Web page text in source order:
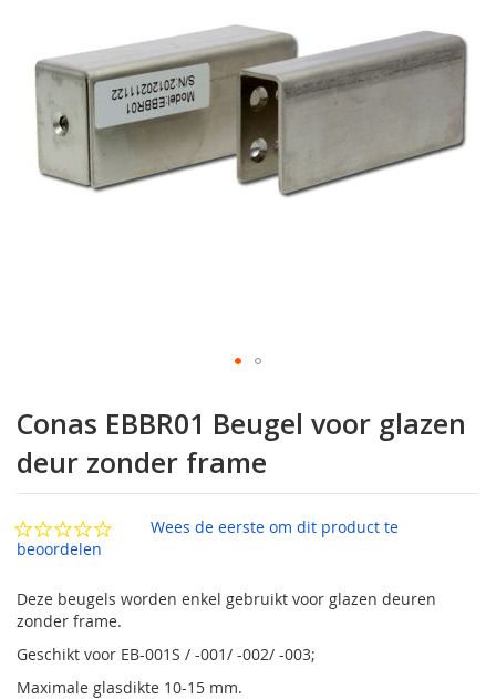
gallerij
naar
het
begin
van
de
afbeeldingen-
gallerij
Conas EBBR01 Beugel voor glazen
deur zonder frame
Wees de eerste om dit product te
beoordelen
Deze beugels worden enkel gebruikt voor glazen deuren
zonder frame.
Geschikt voor EB-001S / -001/ -002/ -003;
Maximale glasdikte 10-15 mm.